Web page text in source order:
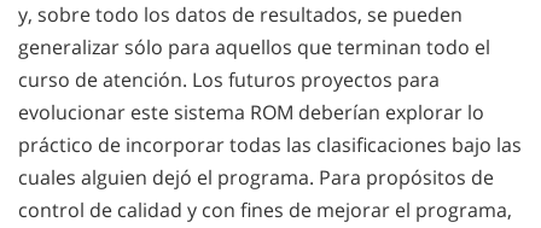
y, sobre todo los datos de resultados, se pueden
generalizar sólo para aquellos que terminan todo el
curso de atención. Los futuros proyectos para
evolucionar este sistema ROM deberían explorar lo
práctico de incorporar todas las clasificaciones bajo las
cuales alguien dejó el programa. Para propósitos de
control de calidad y con fines de mejorar el programa,